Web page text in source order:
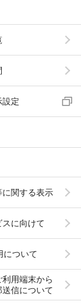
設定
関する表示
に向けて
について
用端末から
信について